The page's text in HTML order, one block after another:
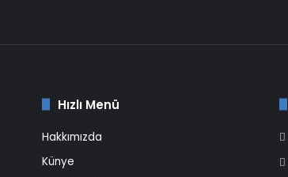
Hızlı Menü
Hakkımızda
Künye